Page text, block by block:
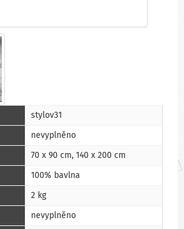
stylov31
nevyplněno
70 x 90 cm, 140 x 200 cm
100% bavlna
2 kg
nevyplněno